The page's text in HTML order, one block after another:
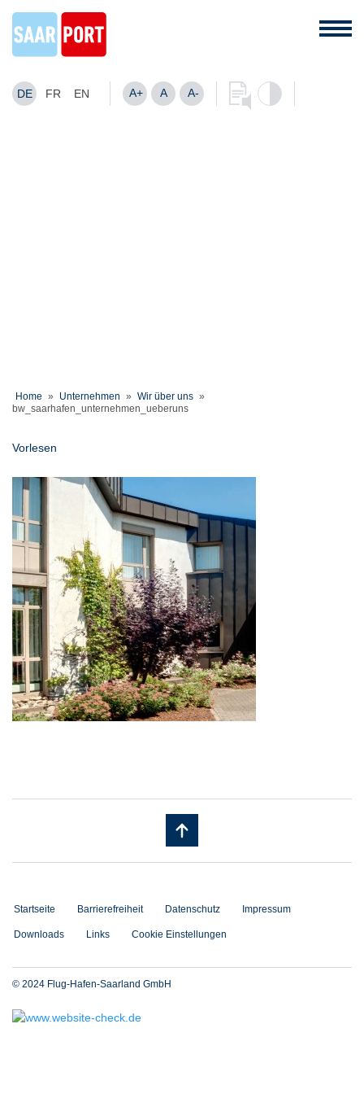
DE FR EN A+ A A-
Home » Unternehmen » Wir über uns »
bw_saarhafen_unternehmen_ueberuns
Vorlesen
Startseite Barrierefreiheit Datenschutz Impressum
Downloads Links Cookie Einstellungen
© 2024 Flug-Hafen-Saarland GmbH